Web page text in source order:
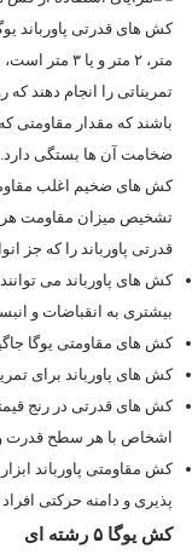
متر، ۲ متر و
تمریناتی را انجام دهند که
باشند که مقدار مقاومتی
ضخامت آن ها بستگی دارد.
کش‌ های ضخیم اغلب
تشخیص میزان مقاومت هر
قدرتی پاورباند را که جز
کش های پاورباند می
بیشتری به انقباضات و
کش های مقاومتی یوگا
کش های پاورباند برای
کش های قدرتی در رنج
اشخاص با هر سطح قدرت و
کش مقاومتی پاورباند
پذیری و دامنه حرکتی
کش یوگا ۵ رشته ای